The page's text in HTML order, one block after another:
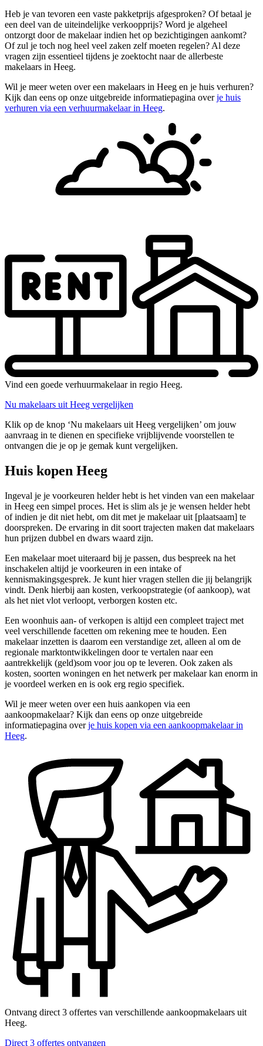
Heb je van tevoren een vaste pakketprijs afgesproken? Of betaal je
een deel van de uiteindelijke verkoopprijs? Word je algeheel
ontzorgt door de makelaar indien het op bezichtigingen aankomt?
Of zul je toch nog heel veel zaken zelf moeten regelen? Al deze
vragen zijn essentieel tijdens je zoektocht naar de allerbeste
makelaars in Heeg.
Wil je meer weten over een makelaars in Heeg en je huis verhuren?
Kijk dan eens op onze uitgebreide informatiepagina overje huis
verhuren via een verhuurmakelaar in Heeg.
Vind een goede verhuurmakelaar in regio Heeg.
Nu makelaars uit Heeg vergelijken
Klik op de knop ‘Nu makelaars uit Heeg vergelijken’ om jouw
aanvraag in te dienen en specifieke vrijblijvende voorstellen te
ontvangen die je op je gemak kunt vergelijken.
Huis kopen Heeg
Ingeval je je voorkeuren helder hebt is het vinden van een makelaar
in Heeg een simpel proces. Het is slim als je je wensen helder hebt
of indien je dit niet hebt, om dit met je makelaar uit [plaatsaam] te
doorspreken. De ervaring in dit soort trajecten maken dat makelaars
hun prijzen dubbel en dwars waard zijn.
Een makelaar moet uiteraard bij je passen, dus bespreek na het
inschakelen altijd je voorkeuren in een intake of
kennismakingsgesprek. Je kunt hier vragen stellen die jij belangrijk
vindt. Denk hierbij aan kosten, verkoopstrategie (of aankoop), wat
als het niet vlot verloopt, verborgen kosten etc.
Een woonhuis aan- of verkopen is altijd een compleet traject met
veel verschillende facetten om rekening mee te houden. Een
makelaar inzetten is daarom een verstandige zet, alleen al om de
regionale marktontwikkelingen door te vertalen naar een
aantrekkelijk (geld)som voor jou op te leveren. Ook zaken als
kosten, soorten woningen en het netwerk per makelaar kan enorm in
je voordeel werken en is ook erg regio specifiek.
Wil je meer weten over een huis aankopen via een
aankoopmakelaar? Kijk dan eens op onze uitgebreide
informatiepagina overje huis kopen via een aankoopmakelaar in
Heeg.
Ontvang direct 3 offertes van verschillende aankoopmakelaars uit
Heeg.
Direct 3 offertes ontvangen